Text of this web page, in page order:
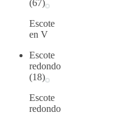
(67)
Escote
en V
Escote
redondo
(18)
Escote
redondo